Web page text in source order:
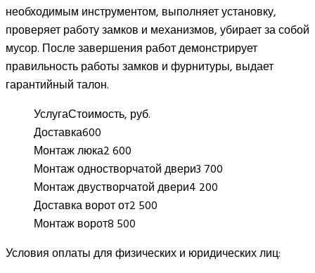
необходимым инструментом, выполняет установку,
проверяет работу замков и механизмов, убирает за собой
мусор. После завершения работ демонстрирует
правильность работы замков и фурнитуры, выдает
гарантийный талон.
УслугаСтоимость, руб.
Доставка600
Монтаж люка2 600
Монтаж одностворчатой двери3 700
Монтаж двустворчатой двери4 200
Доставка ворот от2 500
Монтаж ворот8 500
Условия оплаты для физических и юридических лиц: